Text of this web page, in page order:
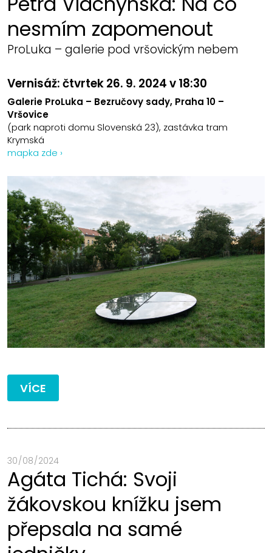
nesmím zapomenout
ProLuka – galerie pod vršovickým nebem
Vernisáž: čtvrtek 26. 9. 2024 v 18:30
Galerie ProLuka – Bezručovy sady, Praha 10 –
Vršovice
(park naproti domu Slovenská 23), zastávka tram
Krymská
mapka zde ›
VÍCE
30 / 08 / 2024
Agáta Tichá: Svoji
žákovskou knížku jsem
přepsala na samé